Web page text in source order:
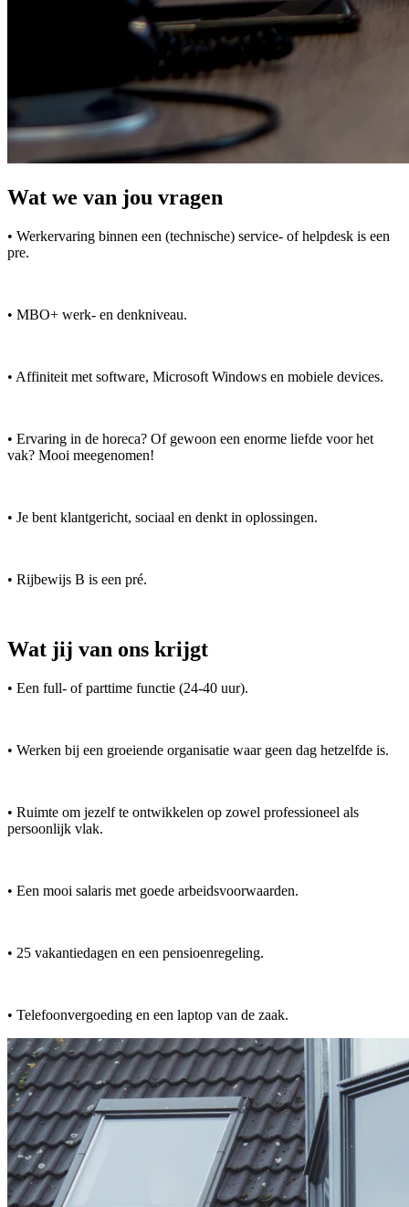
Wat we van jou vragen
• Werkervaring binnen een (technische) service- of helpdesk is een
pre.
• MBO+ werk- en denkniveau.
• Affiniteit met software, Microsoft Windows en mobiele devices.
• Ervaring in de horeca? Of gewoon een enorme liefde voor het
vak? Mooi meegenomen!
• Je bent klantgericht, sociaal en denkt in oplossingen.
• Rijbewijs B is een pré.
Wat jij van ons krijgt
• Een full- of parttime functie (24-40 uur).
• Werken bij een groeiende organisatie waar geen dag hetzelfde is.
• Ruimte om jezelf te ontwikkelen op zowel professioneel als
persoonlijk vlak.
• Een mooi salaris met goede arbeidsvoorwaarden.
• 25 vakantiedagen en een pensioenregeling.
• Telefoonvergoeding en een laptop van de zaak.